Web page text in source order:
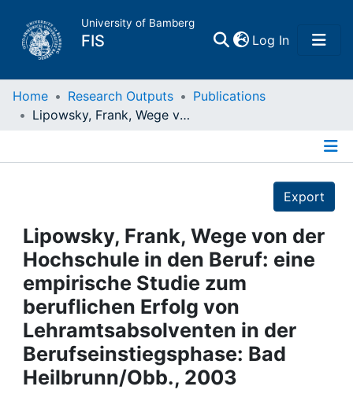
University of Bamberg
FIS Log In(current)
Home
Projects
People
Institutions
Awards
Home Research Outputs
Publications
Lipowsky, Frank, Wege von der Hochschule in den Beruf: eine empirische Studie zum beruflichen Erfolg von Lehramtsabsolventen in der Berufseinstiegsphase: Bad Heilbrunn/Obb., 2003
Export
Lipowsky, Frank, Wege von der
Hochschule in den Beruf: eine
empirische Studie zum
beruflichen Erfolg von
Lehramtsabsolventen in der
Berufseinstiegsphase: Bad
Heilbrunn/Obb., 2003